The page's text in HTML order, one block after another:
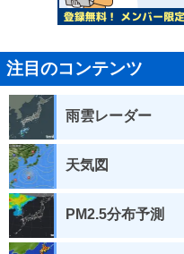
注目のコンテンツ
雨雲レーダー
天気図
PM2.5分布予測